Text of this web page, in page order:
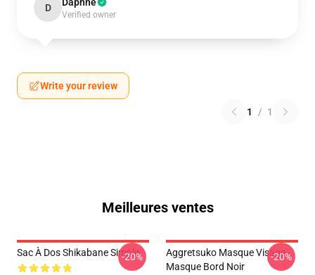
D
Verified owner
Write your review
1 / 1
Meilleures ventes
Sac À Dos Shikabane Simple
-20%
Aggretsuko Masque Visage -
Masque Bord Noir
-20%